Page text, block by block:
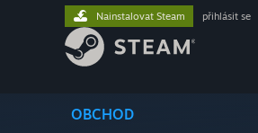
OBCHOD
Nainstalovat Steam přihlásit se